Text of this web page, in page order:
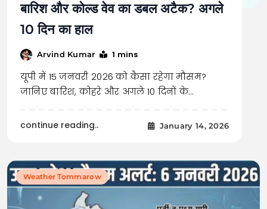
बारिश और कोल्ड वेव का डबल अटैक? अगले
10 दिन का हाल
Arvind Kumar 1 mins
यूपी में 15 जनवरी 2026 को कैसा रहेगा मौसम?
जानिए बारिश, कोहरे और अगले 10 दिनों के…
continue reading.. January 14, 2026
Weather Tommarow